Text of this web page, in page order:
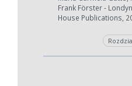
Frank Förster -
House Publications,